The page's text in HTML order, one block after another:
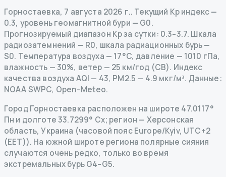
Горностаевка, 7 августа 2026 г.. Текущий Kp индекс—
0.3, уровень геомагнитной бури — G0.
Прогнозируемый диапазон Kp за сутки: 0.3–3.7. Шкала
радиозатемнений — R0, шкала радиационных бурь—
S0. Температура воздуха — 17°C, давление — 1010 гПа,
влажность — 30%, ветер — 25 км/год (СВ). Индекс
качества воздуха AQI — 43, PM2.5 — 4.9 мкг/м³. Данные:
NOAA SWPC, Open-Meteo.
Город Горностаевка расположен на широте 47.0117°
Пн и долготе 33.7299° Сх; регион — Херсонская
область, Украина (часовой пояс Europe/Kyiv, UTC+2
(EET)). На южной широте региона полярные сияния
случаются очень редко, только во время
экстремальных бурь G4–G5.